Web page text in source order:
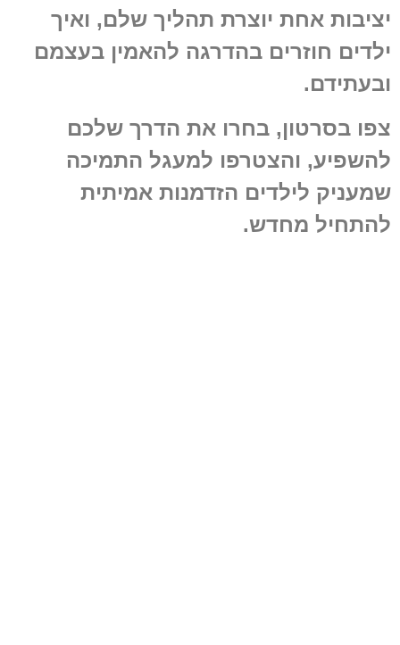
יציבות אחת יוצרת תהליך שלם, ואיך
ילדים חוזרים בהדרגה להאמין בעצמם
ובעתידם.
צפו בסרטון, בחרו את הדרך שלכם
להשפיע, והצטרפו למעגל התמיכה
שמעניק לילדים הזדמנות אמיתית
להתחיל מחדש.